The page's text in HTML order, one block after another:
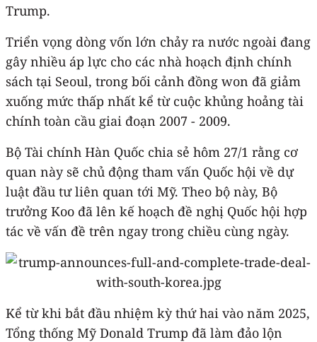
Trump.
Triển vọng dòng vốn lớn chảy ra nước ngoài đang
gây nhiều áp lực cho các nhà hoạch định chính
sách tại Seoul, trong bối cảnh đồng won đã giảm
xuống mức thấp nhất kể từ cuộc khủng hoảng tài
chính toàn cầu giai đoạn 2007 - 2009.
Bộ Tài chính Hàn Quốc chia sẻ hôm 27/1 rằng cơ
quan này sẽ chủ động tham vấn Quốc hội về dự
luật đầu tư liên quan tới Mỹ. Theo bộ này, Bộ
trưởng Koo đã lên kế hoạch đề nghị Quốc hội hợp
tác về vấn đề trên ngay trong chiều cùng ngày.
Kể từ khi bắt đầu nhiệm kỳ thứ hai vào năm 2025,
Tổng thống Mỹ Donald Trump đã làm đảo lộn